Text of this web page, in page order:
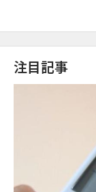
注目記事